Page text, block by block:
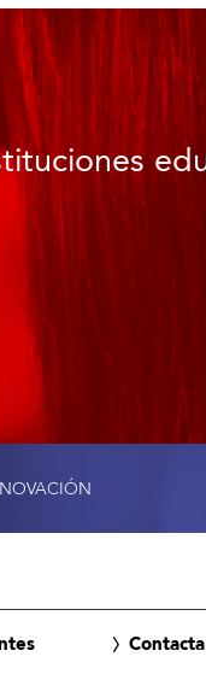
Contacta